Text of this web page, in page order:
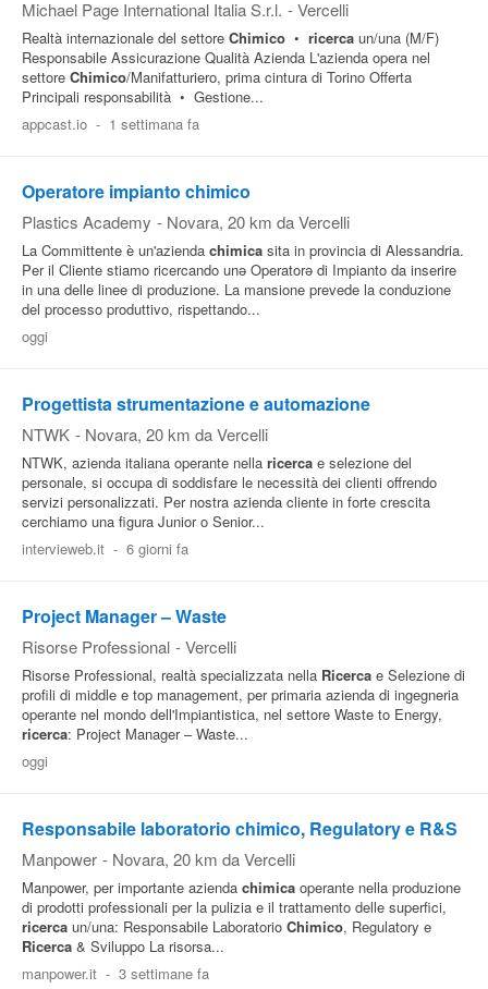
Michael Page International Italia S.r.l. - Vercelli
Realtà internazionale del settore Chimico • ricerca un/una (M/F)
Responsabile Assicurazione Qualità Azienda L'azienda opera nel
settore Chimico/Manifatturiero, prima cintura di Torino Offerta
Principali responsabilità • Gestione...
appcast.io - 1 settimana fa
Operatore impianto chimico
Plastics Academy - Novara, 20 km da Vercelli
La Committente è un'azienda chimica sita in provincia di Alessandria.
Per il Cliente stiamo ricercando unə Operatorə di Impianto da inserire
in una delle linee di produzione. La mansione prevede la conduzione
del processo produttivo, rispettando...
oggi
Progettista strumentazione e automazione
NTWK - Novara, 20 km da Vercelli
NTWK, azienda italiana operante nella ricerca e selezione del
personale, si occupa di soddisfare le necessità dei clienti offrendo
servizi personalizzati. Per nostra azienda cliente in forte crescita
cerchiamo una figura Junior o Senior...
intervieweb.it - 6 giorni fa
Project Manager – Waste
Risorse Professional - Vercelli
Risorse Professional, realtà specializzata nella Ricerca e Selezione di
profili di middle e top management, per primaria azienda di ingegneria
operante nel mondo dell'Impiantistica, nel settore Waste to Energy,
ricerca: Project Manager – Waste...
oggi
Responsabile laboratorio chimico, Regulatory e R&S
Manpower - Novara, 20 km da Vercelli
Manpower, per importante azienda chimica operante nella produzione
di prodotti professionali per la pulizia e il trattamento delle superfici,
ricerca un/una: Responsabile Laboratorio Chimico, Regulatory e
Ricerca & Sviluppo La risorsa...
manpower.it - 3 settimane fa